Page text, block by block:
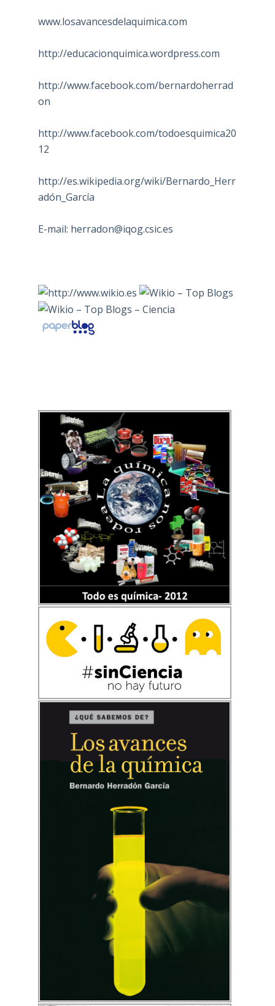
www.losavancesdelaquimica.com
http://educacionquimica.wordpress.com
http://www.facebook.com/bernardoherrad
on
http://www.facebook.com/todoesquimica20
12
http://es.wikipedia.org/wiki/Bernardo_Herr
adón_García
E-mail: herradon@iqog.csic.es